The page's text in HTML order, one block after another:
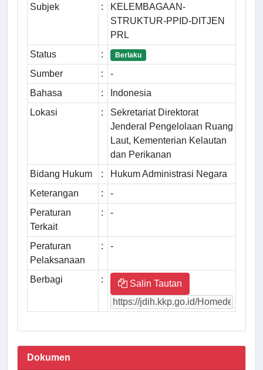
Subjek :
KELEMBAGAAN-
STRUKTUR-PPID-DITJEN
PRL
Status
: Berlaku
Sumber :
-
Bahasa
:
Indonesia
Lokasi
:
Sekretariat Direktorat
Jenderal Pengelolaan Ruang
Laut, Kementerian Kelautan
dan Perikanan
Bidang Hukum
:
Hukum Administrasi Negara
Keterangan
:
-
Peraturan
Terkait
: -
Peraturan
Pelaksanaan
: -
Berbagi : Salin Tautan
Dokumen